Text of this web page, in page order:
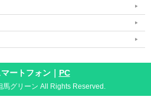
ートフォン｜ PC
グリーン All Rights Reserved.